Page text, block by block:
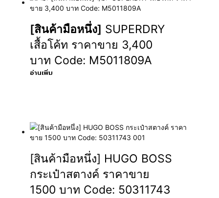
[สินค้ามือหนึ่ง] SUPERDRY
เสื้อโค้ท ราคาขาย 3,400
บาท Code: M5011809A
อ่านเพิ่ม
[สินค้ามือหนึ่ง] HUGO BOSS
กระเป๋าสตางค์ ราคาขาย
1500 บาท Code: 50311743